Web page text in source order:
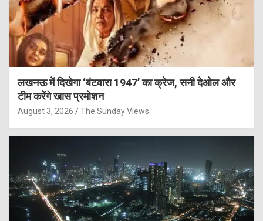
लखनऊ में दिखेगा ‘बंटवारा 1947’ का क्रेज, सनी देओल और
टीम करेंगे खास प्रमोशन
August 3, 2026 The Sunday Views